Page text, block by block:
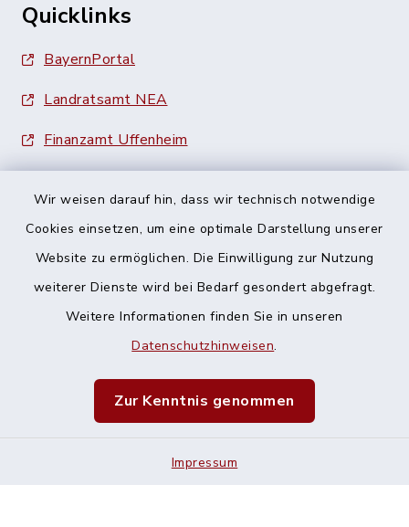
Wir weisen darauf hin, dass wir technisch notwendige
Cookies einsetzen, um eine optimale Darstellung unserer
Website zu ermöglichen. Die Einwilligung zur Nutzung
weiterer Dienste wird bei Bedarf gesondert abgefragt.
Weitere Informationen finden Sie in unseren
Datenschutzhinweisen.
Zur Kenntnis genommen
Impressum
Quicklinks
BayernPortal
Landratsamt NEA
Finanzamt Uffenheim
Barrierefreiheit
Impressum
Sitemap